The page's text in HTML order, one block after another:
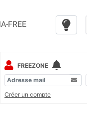
FREE
FREEZONE
Créer un compte